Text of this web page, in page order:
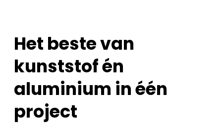
Video’s
Het beste van
kunststof én
aluminium in één
project